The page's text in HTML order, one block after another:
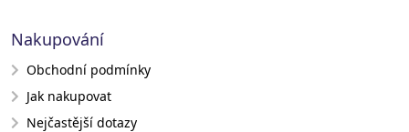
Nakupování
Obchodní podmínky
Jak nakupovat
Nejčastější dotazy